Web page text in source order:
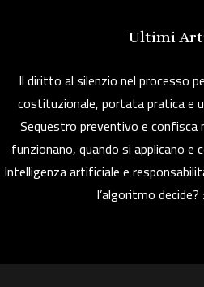
Ultimi
Il diritto al silenzio nel processo
costituzionale, portata pratica e
Sequestro preventivo e confisca
funzionano, quando si applicano e
Intelligenza artificiale e
l’algoritmo decide?